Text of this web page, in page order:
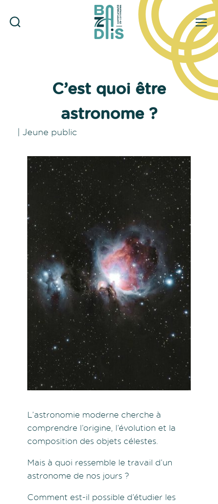
Menu
C’est quoi être
astronome ?
| Jeune public
L’astronomie moderne cherche à
comprendre l’origine, l’évolution et la
composition des objets célestes.
Mais à quoi ressemble le travail d’un
astronome de nos jours ?
Comment est-il possible d’étudier les